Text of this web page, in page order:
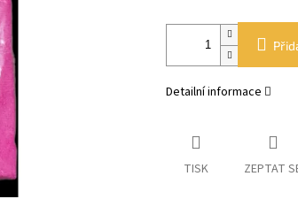
Detailní informace
TISK ZEPTAT